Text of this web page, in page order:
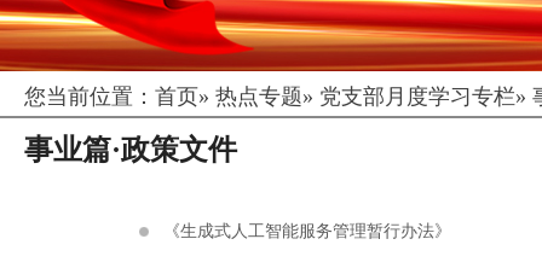
您当前位置： 首页» 热点专题» 党支部月度学习专栏»
事业篇·政策文件
《生成式人工智能服务管理暂行办法》